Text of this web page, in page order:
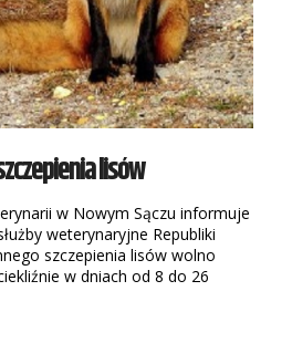
lisów
w Nowym Sączu informuje
weterynaryjne Republiki
szczepienia lisów wolno
w dniach od 8 do 26